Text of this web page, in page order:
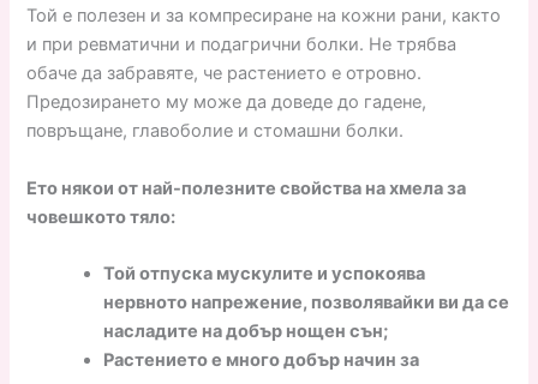
Той е полезен и за компресиране на кожни рани, както
и при ревматични и подагрични болки. Не трябва
обаче да забравяте, че растението е отровно.
Предозирането му може да доведе до гадене,
повръщане, главоболие и стомашни болки.
Ето някои от най-полезните свойства на хмела за
човешкото тяло:
Той отпуска мускулите и успокоява
нервното напрежение, позволявайки ви да се
насладите на добър нощен сън;
Растението е много добър начин за